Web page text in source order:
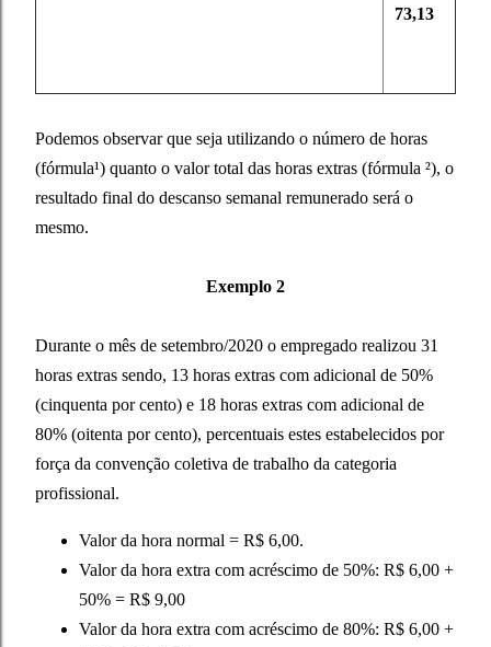
73,13
Podemos observar que seja utilizando o número de horas
(fórmula¹) quanto o valor total das horas extras (fórmula ²), o
resultado final do descanso semanal remunerado será o
mesmo.
Exemplo 2
Durante o mês de setembro/2020 o empregado realizou 31
horas extras sendo, 13 horas extras com adicional de 50%
(cinquenta por cento) e 18 horas extras com adicional de
80% (oitenta por cento), percentuais estes estabelecidos por
força da convenção coletiva de trabalho da categoria
profissional.
Valor da hora normal = R$ 6,00.
Valor da hora extra com acréscimo de 50%: R$ 6,00 +
50% = R$ 9,00
Valor da hora extra com acréscimo de 80%: R$ 6,00 +